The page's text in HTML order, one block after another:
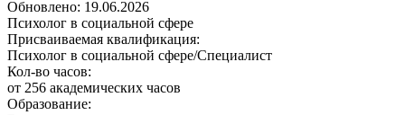
Обновлено: 19.06.2026
Психолог в социальной сфере
Присваиваемая квалификация:
Психолог в социальной сфере/Специалист
Кол-во часов:
от 256 академических часов
Образование: